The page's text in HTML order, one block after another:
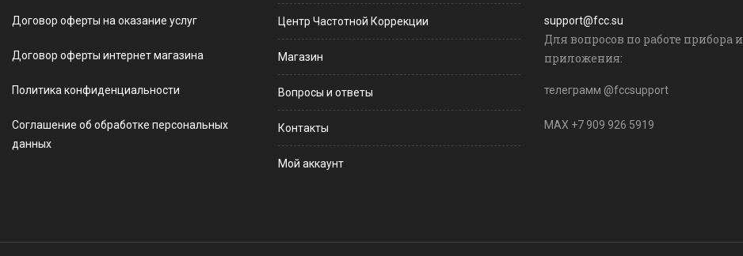
Договор оферты на оказание услуг
Договор оферты интернет магазина
Политика конфиденциальности
Соглашение об обработке персональных
данных
Центр Частотной Коррекции
Магазин
Вопросы и ответы
Контакты
Мой аккаунт
support@fcc.su
Для вопросов по работе прибора и
приложения:
телеграмм @fccsupport
MAX +7 909 926 5919